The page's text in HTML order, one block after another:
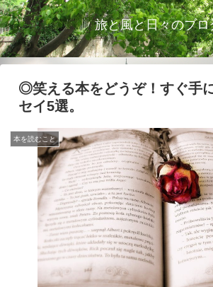
旅と風と日々のブロ
◎笑える本をどうぞ！すぐ手
セイ5選。
本を読むこと